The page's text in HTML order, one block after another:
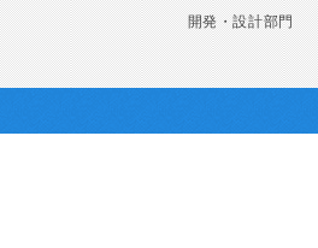
開発・設計部門